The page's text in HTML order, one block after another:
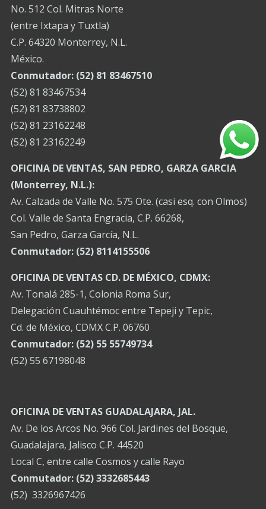
No. 512 Col. Mitras Norte
(entre Ixtapa y Tuxtla)
C.P. 64320 Monterrey, N.L.
México.
Conmutador: (52) 81 83467510
(52) 81 83467534
(52) 81 83738802
(52) 81 23162248
(52) 81 23162249
OFICINA DE VENTAS, SAN PEDRO, GARZA GARCIA
(Monterrey, N.L.):
Av. Calzada de Valle No. 575 Ote. (casi esq. con Olmos)
Col. Valle de Santa Engracia, C.P. 66268,
San Pedro, Garza García, N.L.
Conmutador: (52) 8114155506
OFICINA DE VENTAS CD. DE MÉXICO, CDMX:
Av. Tonalá 285-1, Colonia Roma Sur,
Delegación Cuauhtémoc entre Tepeji y Tepic,
Cd. de México, CDMX C.P. 06760
Conmutador: (52) 55 55749734
(52) 55 67198048
OFICINA DE VENTAS GUADALAJARA, JAL.
Av. De los Arcos No. 966 Col. Jardines del Bosque,
Guadalajara, Jalisco C.P. 44520
Local C, entre calle Cosmos y calle Rayo
Conmutador: (52) 3332685443
(52) 3326967426